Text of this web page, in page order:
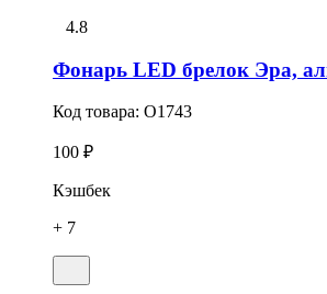
4.8
Фонарь LED брелок Эра,
Код товара: O1743
100 ₽
Кэшбек
+ 7